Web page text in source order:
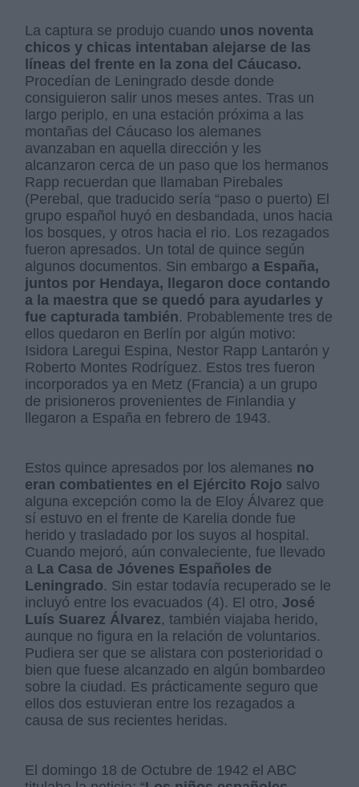
La captura se produjo cuando unos noventa
chicos y chicas intentaban alejarse de las
líneas del frente en la zona del Cáucaso.
Procedían de Leningrado desde donde
consiguieron salir unos meses antes. Tras un
largo periplo, en una estación próxima a las
montañas del Cáucaso los alemanes
avanzaban en aquella dirección y les
alcanzaron cerca de un paso que los hermanos
Rapp recuerdan que llamaban Pirebales
(Perebal, que traducido sería “paso o puerto) El
grupo español huyó en desbandada, unos hacia
los bosques, y otros hacia el rio. Los rezagados
fueron apresados. Un total de quince según
algunos documentos. Sin embargo a España,
juntos por Hendaya, llegaron doce contando
a la maestra que se quedó para ayudarles y
fue capturada también. Probablemente tres de
ellos quedaron en Berlín por algún motivo:
Isidora Laregui Espina, Nestor Rapp Lantarón y
Roberto Montes Rodríguez. Estos tres fueron
incorporados ya en Metz (Francia) a un grupo
de prisioneros provenientes de Finlandia y
llegaron a España en febrero de 1943.
Estos quince apresados por los alemanes no
eran combatientes en el Ejército Rojo salvo
alguna excepción como la de Eloy Álvarez que
sí estuvo en el frente de Karelia donde fue
herido y trasladado por los suyos al hospital.
Cuando mejoró, aún convaleciente, fue llevado
a La Casa de Jóvenes Españoles de
Leningrado. Sin estar todavía recuperado se le
incluyó entre los evacuados (4). El otro, José
Luís Suarez Álvarez, también viajaba herido,
aunque no figura en la relación de voluntarios.
Pudiera ser que se alistara con posterioridad o
bien que fuese alcanzado en algún bombardeo
sobre la ciudad. Es prácticamente seguro que
ellos dos estuvieran entre los rezagados a
causa de sus recientes heridas.
El domingo 18 de Octubre de 1942 el ABC